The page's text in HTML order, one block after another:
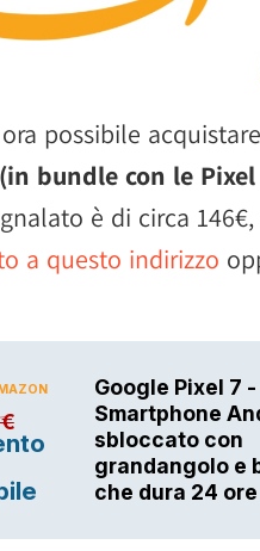
possibile
bundle con le Pixel
è di circa
a questo indirizzo